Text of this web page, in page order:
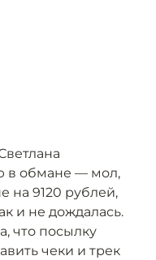
в обмане — мол,
на 9120 рублей,
и не дождалась.
что посылку
чеки и трек